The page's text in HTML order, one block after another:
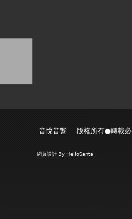
音悅音響 版權所有●轉載必
網頁設計By HelloSanta